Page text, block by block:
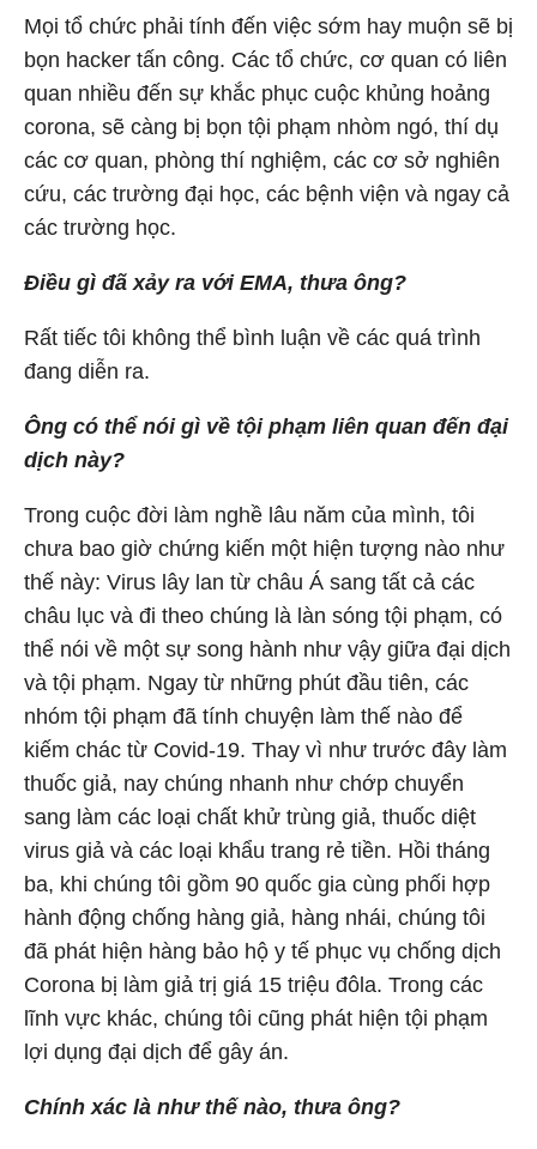
Mọi tổ chức phải tính đến việc sớm hay muộn sẽ bị
bọn hacker tấn công. Các tổ chức, cơ quan có liên
quan nhiều đến sự khắc phục cuộc khủng hoảng
corona, sẽ càng bị bọn tội phạm nhòm ngó, thí dụ
các cơ quan, phòng thí nghiệm, các cơ sở nghiên
cứu, các trường đại học, các bệnh viện và ngay cả
các trường học.
Điều gì đã xảy ra với EMA, thưa ông?
Rất tiếc tôi không thể bình luận về các quá trình
đang diễn ra.
Ông có thể nói gì về tội phạm liên quan đến đại
dịch này?
Trong cuộc đời làm nghề lâu năm của mình, tôi
chưa bao giờ chứng kiến một hiện tượng nào như
thế này: Virus lây lan từ châu Á sang tất cả các
châu lục và đi theo chúng là làn sóng tội phạm, có
thể nói về một sự song hành như vậy giữa đại dịch
và tội phạm. Ngay từ những phút đầu tiên, các
nhóm tội phạm đã tính chuyện làm thế nào để
kiếm chác từ Covid-19. Thay vì như trước đây làm
thuốc giả, nay chúng nhanh như chớp chuyển
sang làm các loại chất khử trùng giả, thuốc diệt
virus giả và các loại khẩu trang rẻ tiền. Hồi tháng
ba, khi chúng tôi gồm 90 quốc gia cùng phối hợp
hành động chống hàng giả, hàng nhái, chúng tôi
đã phát hiện hàng bảo hộ y tế phục vụ chống dịch
Corona bị làm giả trị giá 15 triệu đôla. Trong các
lĩnh vực khác, chúng tôi cũng phát hiện tội phạm
lợi dụng đại dịch để gây án.
Chính xác là như thế nào, thưa ông?